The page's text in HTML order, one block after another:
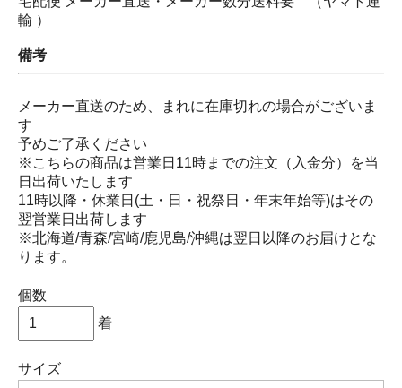
輸 ）
備考
メーカー直送のため、まれに在庫切れの場合がございま
す
予めご了承ください
※こちらの商品は営業日11時までの注文（入金分）を当
日出荷いたします
11時以降・休業日(土・日・祝祭日・年末年始等)はその
翌営業日出荷します
※北海道/青森/宮崎/鹿児島/沖縄は翌日以降のお届けとな
ります。
個数
着
サイズ